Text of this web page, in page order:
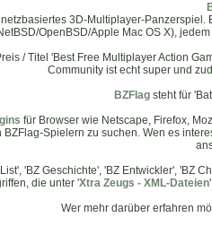
3D-Multiplayer-
OpenBSD/Apple Mac OS X),
/ Titel 'Best Free Multiplayer Action
Community ist echt super und
BZFlag steht für
für Browser wie Netscape, Firefox,
BZFlag-Spielern zu suchen. Wen es
'BZ Geschichte', 'BZ Entwickler', 'BZ
die unter 'Xtra Zeugs - XML-Dateien
Wer mehr darüber erfahren